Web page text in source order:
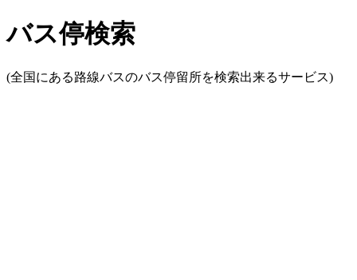
バス停検索
(全国にある路線バスのバス停留所を検索出来るサービス)